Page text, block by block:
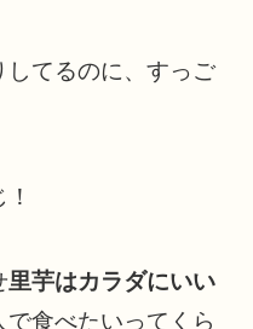
してるのに、すっご
里芋はカラダにいい
食べたいってくら